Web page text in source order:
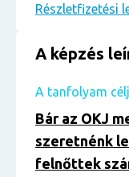
Részletfizetési
A képzés
A tanfolyam
Bár az OKJ
szeretnénk
felnőttek